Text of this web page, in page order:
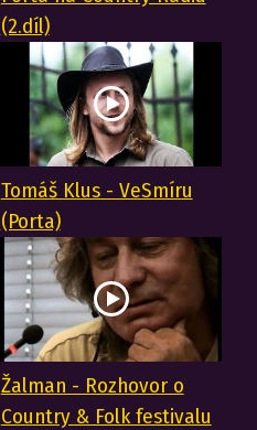
(2.díl)
Tomáš Klus - VeSmíru
(Porta)
Žalman - Rozhovor o
Country & Folk festivalu